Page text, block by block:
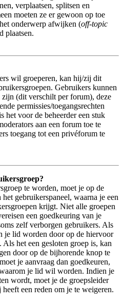
verplaatsen, splitsen en
moeten ze er gewoon op toe
onderwerp afwijken (off-topic
plaatsen.
wil groeperen, kan hij/zij dit
Gebruikers kunnen
zijn (dit verschilt per forum), deze
permissies/toegangsrechten
het voor de beheerder een stuk
aan een forum toe te
toegang tot een privéforum te
te worden, moet je op de
gebruikerspaneel, waarna je een
krijgt. Niet alle groepen
een goedkeuring van je
zelf verborgen gebruikers. Als
je lid worden door op de hiervoor
het een gesloten groep is, kan
door op de bijhorende knop te
je aanvraag dan goedkeuren,
je lid wil worden. Indien je
wordt, moet je de groepsleider
een reden om je te weigeren.